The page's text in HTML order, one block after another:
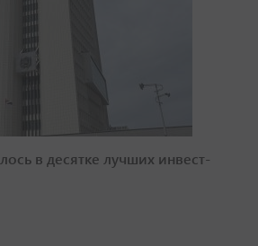
в десятке лучших инвест-